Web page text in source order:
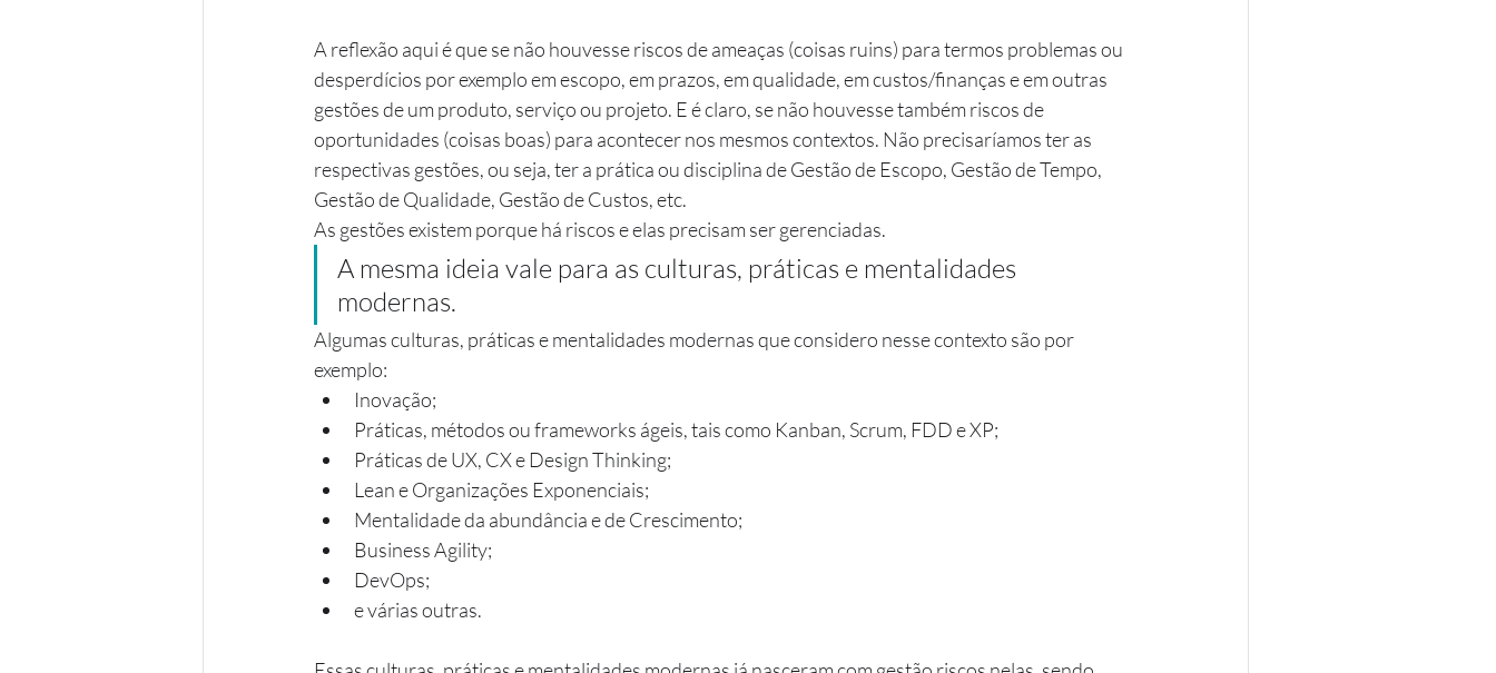
A reflexão aqui é que se não houvesse riscos de ameaças (coisas ruins) para termos problemas ou
desperdícios por exemplo em escopo, em prazos, em qualidade, em custos/finanças e em outras
gestões de um produto, serviço ou projeto. E é claro, se não houvesse também riscos de
oportunidades (coisas boas) para acontecer nos mesmos contextos. Não precisaríamos ter as
respectivas gestões, ou seja, ter a prática ou disciplina de Gestão de Escopo, Gestão de Tempo,
Gestão de Qualidade, Gestão de Custos, etc.
As gestões existem porque há riscos e elas precisam ser gerenciadas.
A mesma ideia vale para as culturas, práticas e mentalidades
modernas.
Algumas culturas, práticas e mentalidades modernas que considero nesse contexto são por
exemplo:
Inovação;
Práticas, métodos ou frameworks ágeis, tais como Kanban, Scrum, FDD e XP;
Práticas de UX, CX e Design Thinking;
Lean e Organizações Exponenciais;
Mentalidade da abundância e de Crescimento;
Business Agility;
DevOps;
e várias outras.